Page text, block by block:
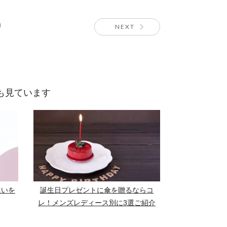
NEXT
見ています
を
誕生日プレゼントに傘を贈るならコ
レ！メンズレディース別に3選ご紹介